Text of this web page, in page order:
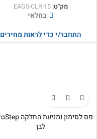
מק"ט:EAG5-CLR-15
במלאי
התחבר/י כדי לראות מחירים
לבן